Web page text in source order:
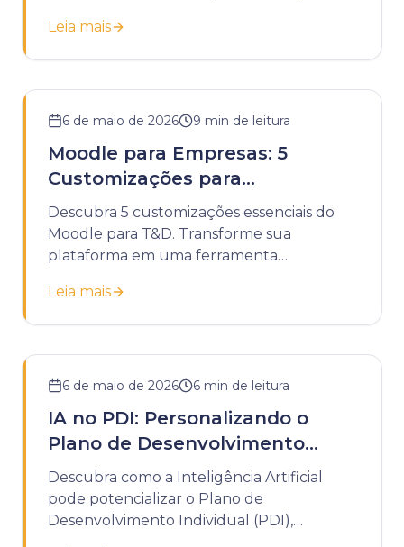
Leia mais
6 de maio de 2026 9 min de leitura
Moodle para Empresas: 5
Customizações para
Treinamentos de T&D
Descubra 5 customizações essenciais do
Moodle para T&D. Transforme sua
plataforma em uma ferramenta
eficazes.
Leia mais
6 de maio de 2026 6 min de leitura
IA no PDI: Personalizando o
Plano de Desenvolvimento
Individual
Descubra como a Inteligência Artificial
pode potencializar o Plano de
Desenvolvimento Individual (PDI),